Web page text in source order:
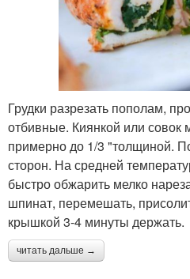
Грудки разрезать пополам,
отбивные. Киянкой или совок
примерно до 1/3 "толщиной.
сторон. На средней
быстро обжарить мелко
шпинат, перемешать,
крышкой 3-4 минуты держать.
читать дальше →